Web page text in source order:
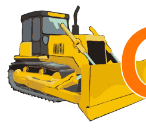
Перейти
основному
содержанию